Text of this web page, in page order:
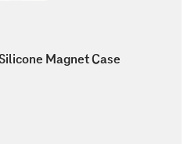
Magnet Case